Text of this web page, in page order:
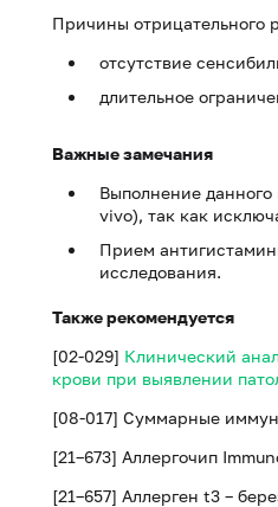
Причины отрицательного
отсутствие
длительное
Важные замечания
Выполнение
vivo), так как
Прием
исследования.
Также рекомендуется
[02-029] Клинический
крови при выявлении
[08-017] Суммарные
[21–673] Аллергочип
[21–657] Аллерген t3 –